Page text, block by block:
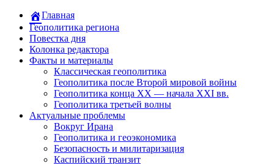
Главная
Геополитика региона
Повестка дня
Колонка редактора
Факты и материалы
Классическая геополитика
Геополитика после Второй мировой войны
Геополитика конца XX — начала XXI вв.
Геополитика третьей волны
Актуальные проблемы
Вокруг Ирана
Геополитика и геоэкономика
Безопасность и милитаризация
Каспийский транзит